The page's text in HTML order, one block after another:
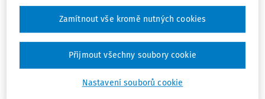
podívala za dítětem/žákem, který je klientem jejich
SPC, respektive doporučení mu vydalo SPC, přímo ve
škole, jak jsou mu poskytována v reálu podpůrná
opatření? Nebo jako ředitel nemusím vstup umožnit? ...
JUDr. Eva Janečková
Nastavení souborů cookie
Zamítnout vše kromě nutných cookies
Přijmout všechny soubory cookie